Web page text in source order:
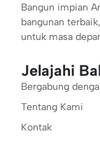
Bangun impian
bangunan
untuk masa
Jelajahi
Bergabung
Tentang Kami
Kontak